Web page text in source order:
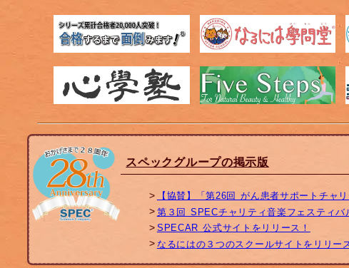
スペックグループの掲示版
【協賛】「第26回 がん患者サポートチャ
第３回 SPECチャリティ音楽フェスティバ
SPECAR 公式サイトをリリース！
なるにはの３つのスクールサイトをリリー